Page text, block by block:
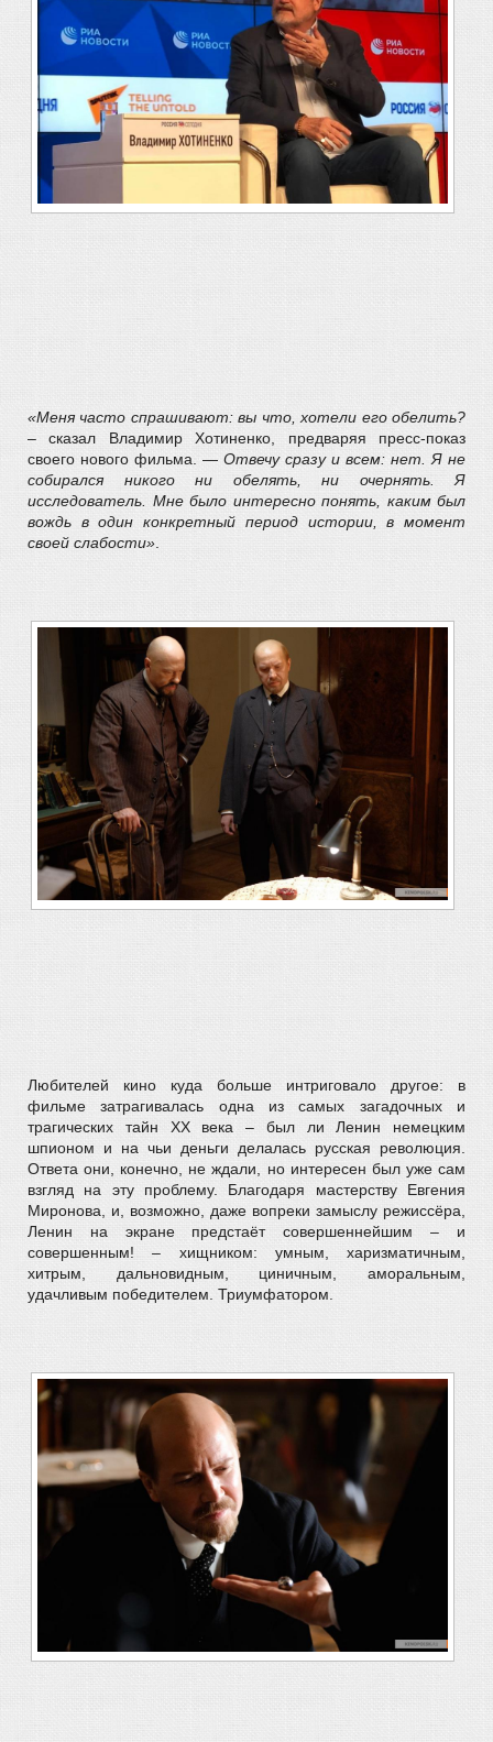
«Меня часто спрашивают: вы что, хотели его обелить?
– сказал Владимир Хотиненко, предваряя пресс-показ
своего нового фильма. — Отвечу сразу и всем: нет. Я не
собирался никого ни обелять, ни очернять. Я
исследователь. Мне было интересно понять, каким был
вождь в один конкретный период истории, в момент
своей слабости»
Любителей кино куда больше интриговало другое: в
фильме затрагивалась одна из самых загадочных и
трагических тайн ХХ века – был ли Ленин немецким
шпионом и на чьи деньги делалась русская революция.
Ответа они, конечно, не ждали, но интересен был уже сам
взгляд на эту проблему. Благодаря мастерству Евгения
Миронова, и, возможно, даже вопреки замыслу режиссёра,
Ленин на экране предстаёт совершеннейшим – и
совершенным! – хищником: умным, харизматичным,
хитрым, дальновидным, циничным, аморальным,
удачливым победителем. Триумфатором.